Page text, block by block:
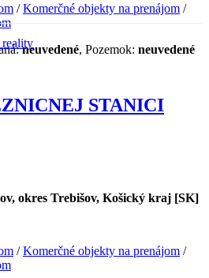
/Komerčné objekty na prenájom /
neuvedené, Pozemok: neuvedené
reality
STANICI
okres Trebišov, Košický kraj [SK]
/Komerčné objekty na prenájom /